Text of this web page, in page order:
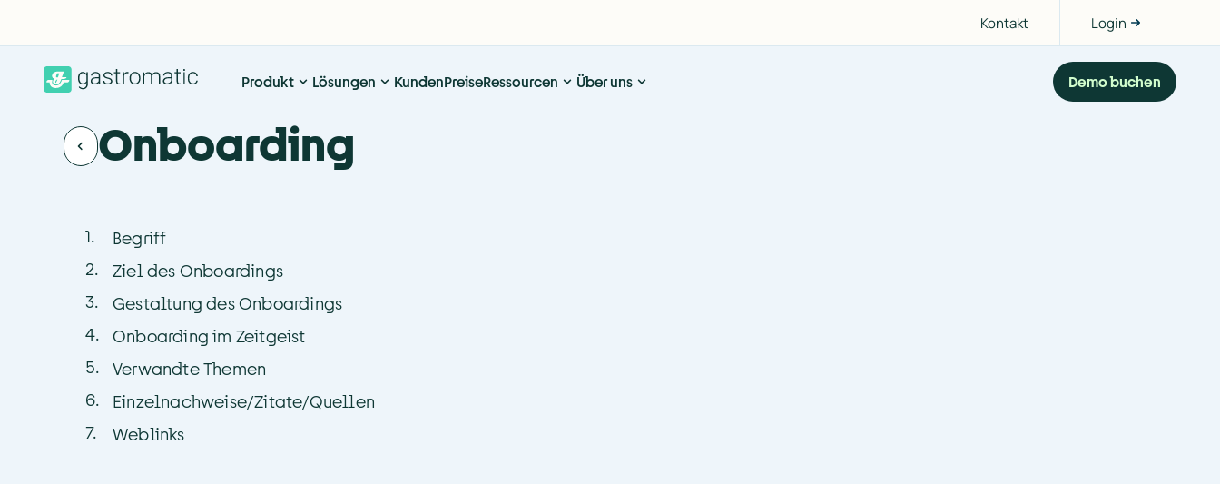
Kontakt Login
Produkt Lösungen KundenPreiseRessourcen Über uns Demo buchen
Onboarding
1.
Begriff
2.
Ziel des Onboardings
3.
Gestaltung des Onboardings
4.
Onboarding im Zeitgeist
5.
Verwandte Themen
6.
Einzelnachweise/Zitate/Quellen
7. Weblinks